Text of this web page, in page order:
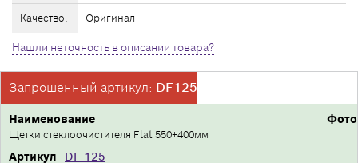
Качество: Оригинал
Нашли неточность в описании товара?
Запрошенный артикул: DF125
Фото
Артикул DF-125
Наименование
Щетки стеклоочистителя Flat 550+400мм